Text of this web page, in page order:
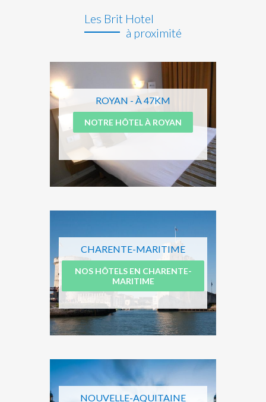
Les Brit Hotel
à proximité
ROYAN - À 47KM
NOTRE HÔTEL À ROYAN
CHARENTE-MARITIME
NOS HÔTELS EN CHARENTE-
MARITIME
NOUVELLE-AQUITAINE